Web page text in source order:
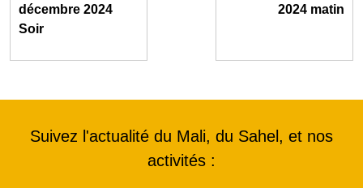
décembre 2024
Soir
2024 matin
Suivez l'actualité du Mali, du Sahel, et nos
activités :